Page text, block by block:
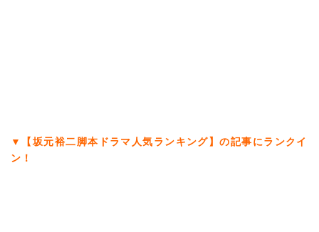
▼【坂元裕二脚本ドラマ人気ランキング】の記事にランクイ
ン！